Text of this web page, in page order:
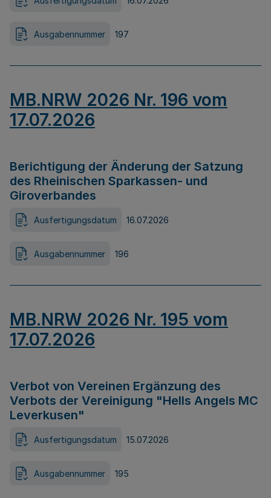
Ausgabennummer 197
MB.NRW 2026 Nr. 196 vom
17.07.2026
Berichtigung der Änderung der Satzung
des Rheinischen Sparkassen- und
Giroverbandes
Ausfertigungsdatum 16.07.2026
Ausgabennummer 196
MB.NRW 2026 Nr. 195 vom
17.07.2026
Verbot von Vereinen Ergänzung des
Verbots der Vereinigung "Hells Angels MC
Leverkusen"
Ausfertigungsdatum 15.07.2026
Ausgabennummer 195